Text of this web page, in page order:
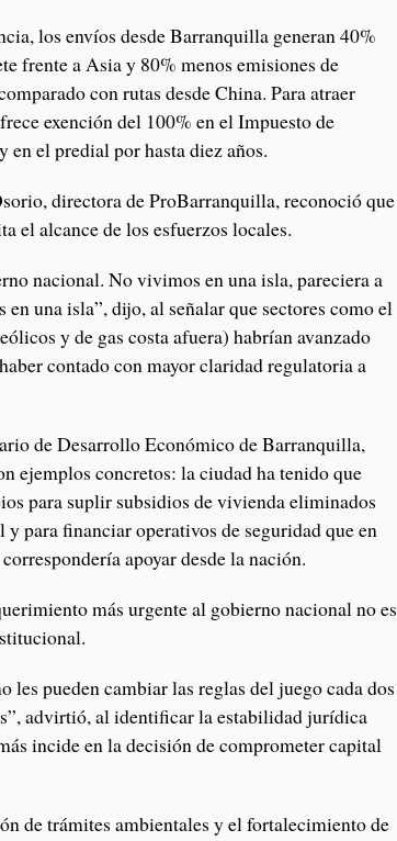
los envíos desde Barranquilla generan 40%
frente a Asia y 80% menos emisiones de
con rutas desde China. Para atraer
exención del 100% en el Impuesto de
el predial por hasta diez años.
directora de ProBarranquilla, reconoció que
el alcance de los esfuerzos locales.
nacional. No vivimos en una isla, pareciera a
en una isla”, dijo, al señalar que sectores como el
y de gas costa afuera) habrían avanzado
contado con mayor claridad regulatoria a
de Desarrollo Económico de Barranquilla,
ejemplos concretos: la ciudad ha tenido que
para suplir subsidios de vivienda eliminados
para financiar operativos de seguridad que en
apoyar desde la nación.
más urgente al gobierno nacional no es
les pueden cambiar las reglas del juego cada dos
advirtió, al identificar la estabilidad jurídica
incide en la decisión de comprometer capital
de trámites ambientales y el fortalecimiento de